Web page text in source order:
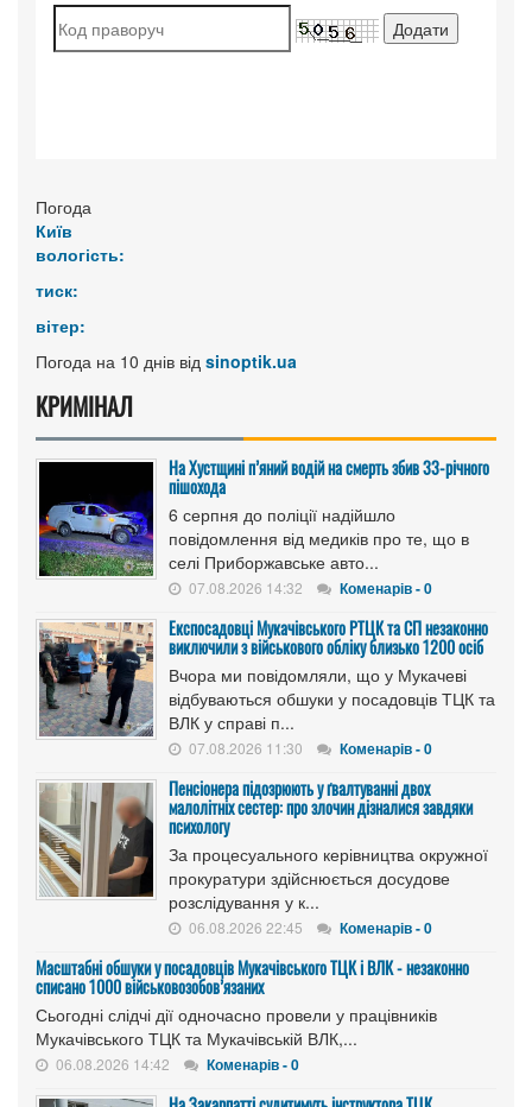
Погода
Київ
вологість:
тиск:
вітер:
Погода на 10 днів від sinoptik.ua
КРИМІНАЛ
На Хустщині п’яний водій на смерть збив 33-річного
пішохода
6 серпня до поліції надійшло
повідомлення від медиків про те, що в
селі Приборжавське авто...
07.08.2026 14:32 Коменарів - 0
Експосадовці Мукачівського РТЦК та СП незаконно
виключили з військового обліку близько 1200 осіб
Вчора ми повідомляли, що у Мукачеві
відбуваються обшуки у посадовців ТЦК та
ВЛК у справі п...
07.08.2026 11:30 Коменарів - 0
Пенсіонера підозрюють у ґвалтуванні двох
малолітніх сестер: про злочин дізналися завдяки
психологу
За процесуального керівництва окружної
прокуратури здійснюється досудове
розслідування у к...
06.08.2026 22:45 Коменарів - 0
Масштабні обшуки у посадовців Мукачівського ТЦК і ВЛК - незаконно
списано 1000 військовозобов’язаних
Сьогодні слідчі дії одночасно провели у працівників
Мукачівського ТЦК та Мукачівській ВЛК,...
06.08.2026 14:42 Коменарів - 0